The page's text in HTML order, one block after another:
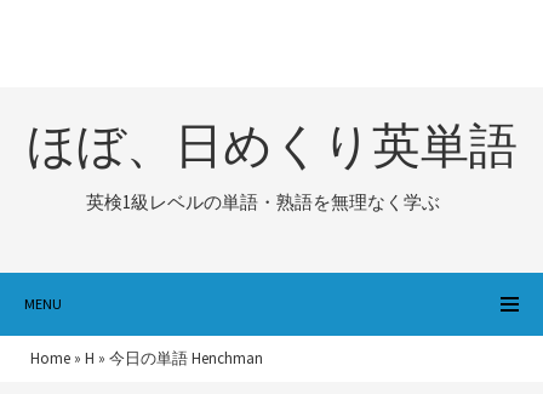
ほぼ、日めくり英単語
英検1級レベルの単語・熟語を無理なく学ぶ
MENU
Home » H » 今日の単語 Henchman